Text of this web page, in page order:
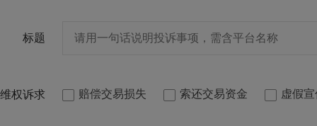
标题
维权诉求 赔偿交易损失 索还交易资金 虚假